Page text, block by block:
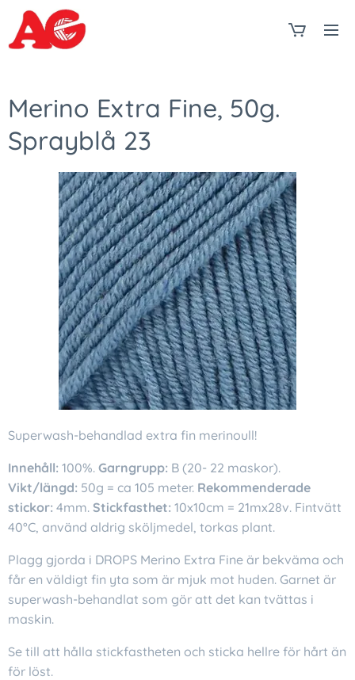
Merino Extra Fine, 50g.
Sprayblå 23
Superwash-behandlad extra fin merinoull!
Innehåll: 100%. Garngrupp: B (20- 22 maskor).
Vikt/längd: 50g = ca 105 meter. Rekommenderade
stickor: 4mm. Stickfasthet: 10x10cm = 21mx28v. Fintvätt
40°C, använd aldrig sköljmedel, torkas plant.
Plagg gjorda i DROPS Merino Extra Fine är bekväma och
får en väldigt fin yta som är mjuk mot huden. Garnet är
superwash-behandlat som gör att det kan tvättas i
maskin.
Se till att hålla stickfastheten och sticka hellre för hårt än
för löst.